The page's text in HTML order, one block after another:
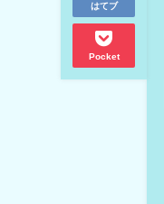
はてブ
Pocket